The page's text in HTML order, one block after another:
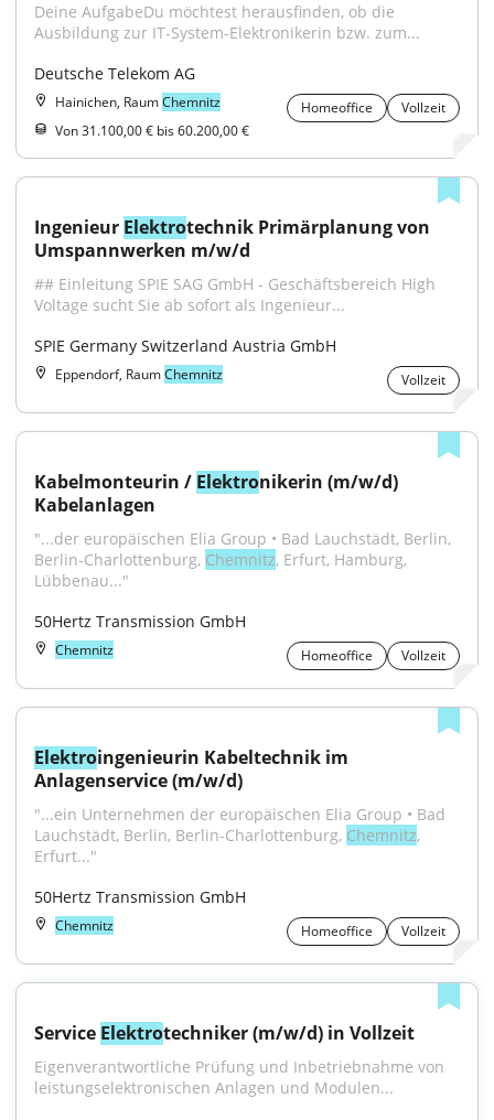
Deine AufgabeDu möchtest herausfinden, ob die
Ausbildung zur IT-System-Elektronikerin bzw. zum...
Deutsche Telekom AG
Hainichen, RaumChemnitz Homeoffice
Vollzeit
Von 31.100,00 € bis 60.200,00 €
Ingenieur Elektrotechnik Primärplanung von
Umspannwerken m/w/d
## Einleitung SPIE SAG GmbH - Geschäftsbereich High
Voltage sucht Sie ab sofort als Ingenieur...
SPIE Germany Switzerland Austria GmbH
Eppendorf, RaumChemnitz Vollzeit
Kabelmonteurin / Elektronikerin (m/w/d)
Kabelanlagen
"...der europäischen Elia Group • Bad Lauchstädt, Berlin,
Berlin-Charlottenburg, Chemnitz, Erfurt, Hamburg,
Lübbenau..."
50Hertz Transmission GmbH
Chemnitz Homeoffice Vollzeit
Elektroingenieurin Kabeltechnik im
Anlagenservice (m/w/d)
"...ein Unternehmen der europäischen Elia Group • Bad
Lauchstädt, Berlin, Berlin-Charlottenburg, Chemnitz,
Erfurt..."
50Hertz Transmission GmbH
Chemnitz Homeoffice Vollzeit
Service Elektrotechniker (m/w/d) in Vollzeit
Eigenverantwortliche Prüfung und Inbetriebnahme von
leistungselektronischen Anlagen und Modulen...